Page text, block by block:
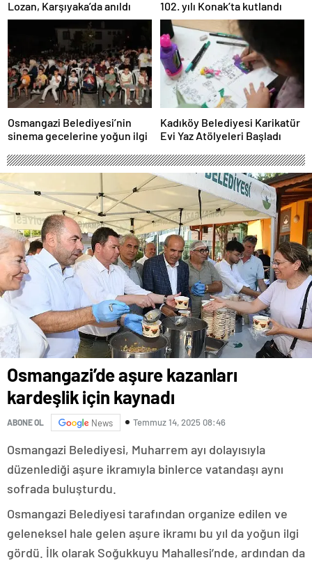
Lozan, Karşıyaka’da anıldı
102. yılı Konak’ta kutlandı
Osmangazi Belediyesi’nin
sinema gecelerine yoğun ilgi
Kadıköy Belediyesi Karikatür
Evi Yaz Atölyeleri Başladı
Osmangazi’de aşure kazanları
kardeşlik için kaynadı
ABONE OL News Temmuz 14, 2025 08:46
Osmangazi Belediyesi, Muharrem ayı dolayısıyla
düzenlediği aşure ikramıyla binlerce vatandaşı aynı
sofrada buluşturdu.
Osmangazi Belediyesi tarafından organize edilen ve
geleneksel hale gelen aşure ikramı bu yıl da yoğun ilgi
gördü. İlk olarak Soğukkuyu Mahallesi’nde, ardından da